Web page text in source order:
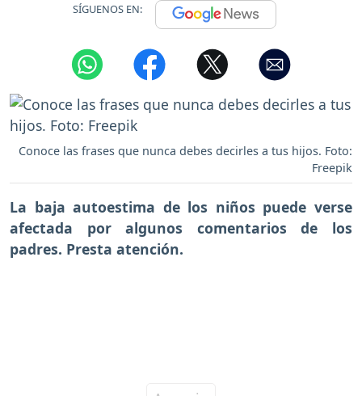
SÍGUENOS EN:
Conoce las frases que nunca debes decirles a tus hijos. Foto:
Freepik
La baja autoestima de los niños puede verse
afectada por algunos comentarios de los
padres. Presta atención.